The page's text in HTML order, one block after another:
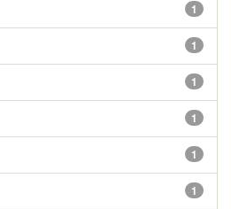
1
1
1
1
1
1